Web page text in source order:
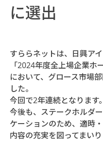
に選出
すららネットは、日興ア
「2024年度全上場企業ホ
において、グロース市場
した。
今回で2年連続となります。
今後も、ステークホルダ
ケーションのため、適時
内容の充実を図ってまいり